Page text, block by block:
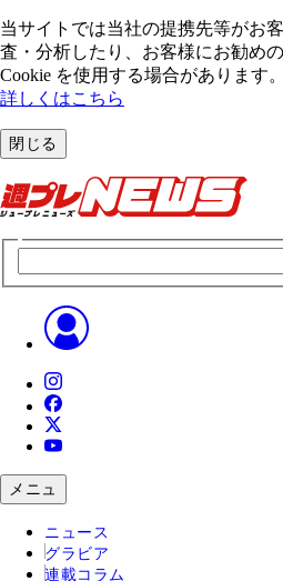
当サイトでは当社の提携先等がお
査・分析したり、お客様にお勧め
Cookie を使⽤する場合があります。
詳しくはこちら
閉じる
メニュ
ニュース
グラビア
連載コラム